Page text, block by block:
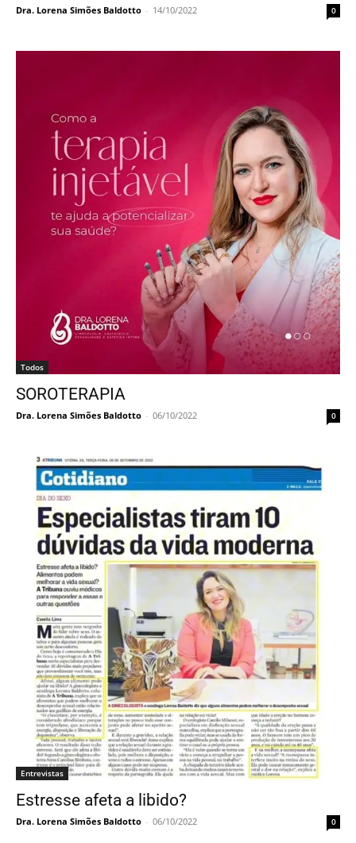
Dra. Lorena Simões Baldotto - 14/10/2022 0
Todos
SOROTERAPIA
Dra. Lorena Simões Baldotto - 06/10/2022 0
Entrevistas
Estresse afeta a libido?
Dra. Lorena Simões Baldotto - 06/10/2022 0